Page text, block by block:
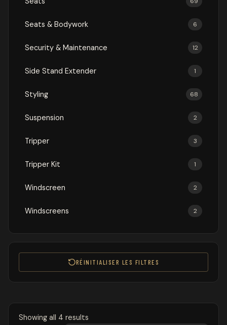
Seats & Bodywork 6
Security & Maintenance 12
Side Stand Extender 1
Styling 68
Suspension 2
Tripper 3
Tripper Kit 1
Windscreen 2
Windscreens 2
RÉINITIALISER LES FILTRES
Showing all 4 results